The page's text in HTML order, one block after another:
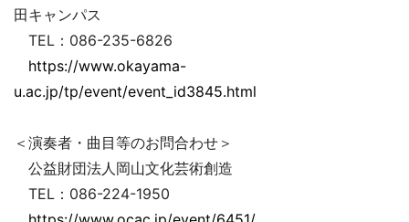
田キャンパス
TEL：086-235-6826
https://www.okayama-
u.ac.jp/tp/event/event_id3845.html
＜演奏者・曲目等のお問合わせ＞
公益財団法人岡山文化芸術創造
TEL：086-224-1950